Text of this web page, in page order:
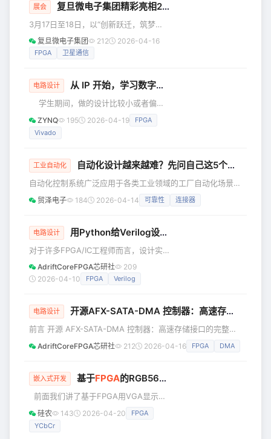
分布式的自动化系统，实现前所未有的
业自动化的底层技术逻辑，自然也包括
作为自动化系统神经中枢的控制柜，进
而对高性能、高可靠性的柜内互连，也
动化柜内互连方案面临着
展会 复旦微电子集团精彩亮相2026第二届商业航天产业发展大会暨商业航天展
3月17日至18日，以“创新跃迁，筑梦太
空”为主题的2026第二届商业航天产业发
展大会暨商业航天展，在深圳国际会展
产品与解决方案精彩亮相。 作为汇聚商
台，大会吸引了200+参展企业、
10000+观众，集中呈现商业航天领域的
最新技术成果，打造了高水平学术交流
子展出
复旦微电子集团 212 2026-04-16
FPGA 卫星通信
电路设计 从 IP 开始，学习数字逻辑：FIFO 篇（上）
学生期间，做的设计比较小或者偏向
demo 类型，那么 ip 核是会占据设计的
如何通过仿真结果优化修改自己的设
计。本系列就会通过使用一系列的基础
ip，讨论如何组织工程，阅读手册，编写
基础的粘合逻辑，testbench 以及功能
工
ZYNQ 195 2026-04-19
FPGA
Vivado
工业自动化 自动化设计越来越难？先问自己这5个问题，少走弯路
自动化控制系统广泛应用于各类工业领域的工厂自动化场景
——从化工厂到工厂生产线。 原始设备制造商（OEM）的设
应用场景可能会对安全性、性能或维护等方面提出特定要求，
决方案之间的关系。 连接性是自动化控制系统中看似非常简
单的一个部分，其本质就
贸泽电子 184 2026-04-14 可靠性 连接器
电路设计 用Python给Verilog设计自仿进阶：
对于许多FPGA/IC工程师而言，设计实
现游刃有余，验证仿真却常成短板——
传统验证方法面临两难困局：学习UVM
信协议仿真为例，仅报文解析就需要重
现一次协议栈，耗时费力。此时，
Python的生态优势便锋芒尽显。其丰富
Cocotb框架，仅需少量Pyth
AdriftCoreFPGA芯研社
209
2026-04-10
FPGA Verilog
电路设计 开源AFX-SATA-DMA 控制器：高速存储接口的完整实现（附源码）
前言 开源 AFX-SATA-DMA 控制器：高速存储接口的完整实
现（附源码） SATA 的开源并不是我的主要目的。这个项目最
是为了这点醋，才包了这顿饺子。不过既然 SATA 协议都已经
大家来说，可以借此深入学习SATA 协议
AdriftCoreFPGA芯研社 212 2026-04-16 FPGA DMA
嵌入式开发 基于FPGA的RGB565_YCbCr_Gray算法实现
前面我们讲了基于FPGA用VGA显示一
副静态图片，那么接下来我们就接着前
硅农 143 2026-04-20
FPGA
YCbCr